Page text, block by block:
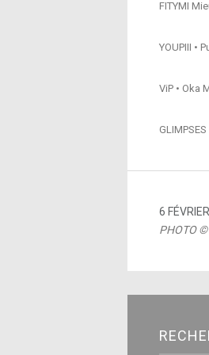
FITYMI
YOUPIII •
ViP • Oka
6
PHOTO ©